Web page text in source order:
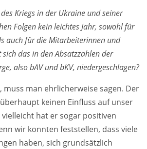
Kriegs in der Ukraine und seiner
Folgen kein leichtes Jahr, sowohl für
auch für die Mitarbeiterinnen und
das in den Absatzzahlen der
also bAV und bKV, niedergeschlagen?
muss man ehrlicherweise sagen. Der
keinen Einfluss auf unser
vielleicht hat er sogar positiven
wir konnten feststellen, dass viele
haben, sich grundsätzlich